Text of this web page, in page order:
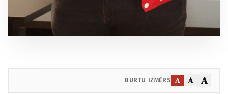
BURTU IZMĒRS A A A